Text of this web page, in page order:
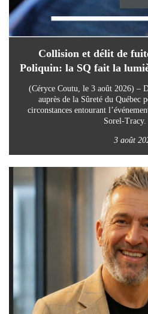
Collision et délit de
Poliquin: la SQ fait la
(Céryce Coutu, le 3 août 2026) –
auprès de la Sûreté du Québec
circonstances entourant
Sorel-
3 août